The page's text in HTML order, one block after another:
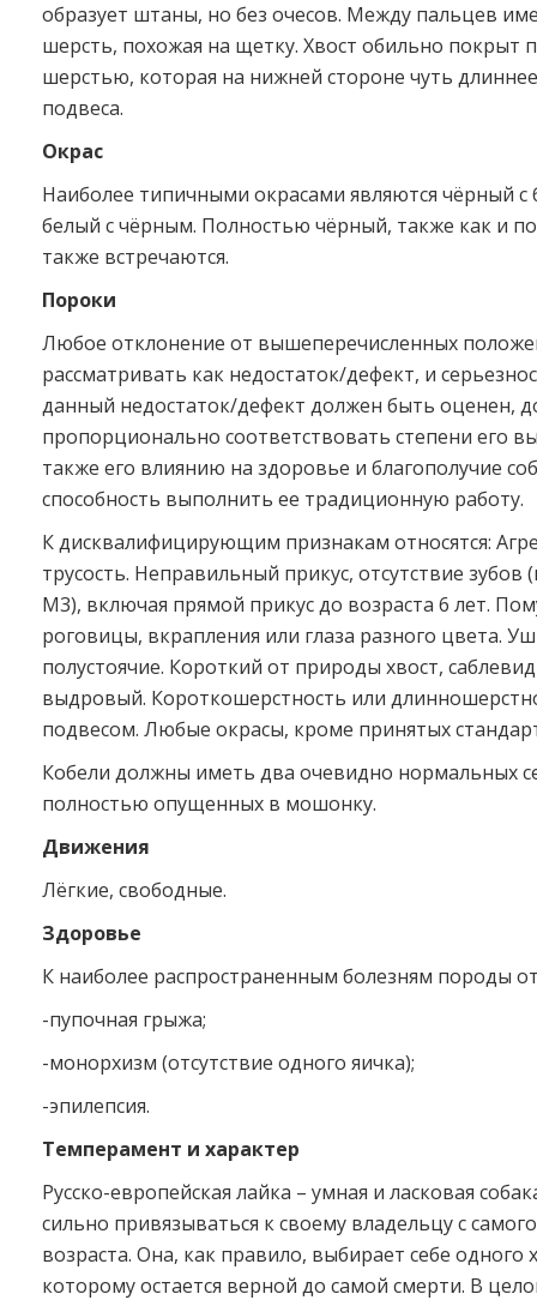
образует штаны, но без очесов. Между пальцев
шерсть, похожая на щетку. Хвост обильно покрыт
шерстью, которая на нижней стороне чуть
подвеса.
Окрас
Наиболее типичными окрасами являются чёрный с
белый с чёрным. Полностью чёрный, также как и
также встречаются.
Пороки
Любое отклонение от вышеперечисленных
рассматривать как недостаток/дефект, и
данный недостаток/дефект должен быть оценен,
пропорционально соответствовать степени его
также его влиянию на здоровье и благополучие
способность выполнить ее традиционную работу.
К дисквалифицирующим признакам относятся:
трусость. Неправильный прикус, отсутствие зубов
M3), включая прямой прикус до возраста 6 лет.
роговицы, вкрапления или глаза разного цвета.
полустоячие. Короткий от природы хвост,
выдровый. Короткошерстность или
подвесом. Любые окрасы, кроме принятых
Кобели должны иметь два очевидно нормальных
полностью опущенных в мошонку.
Движения
Лёгкие, свободные.
Здоровье
К наиболее распространенным болезням породы
-пупочная грыжа;
-монорхизм (отсутствие одного яичка);
-эпилепсия.
Темперамент и характер
Русско-европейская лайка – умная и ласковая
сильно привязываться к своему владельцу с
возраста. Она, как правило, выбирает себе одного
которому остается верной до самой смерти. В